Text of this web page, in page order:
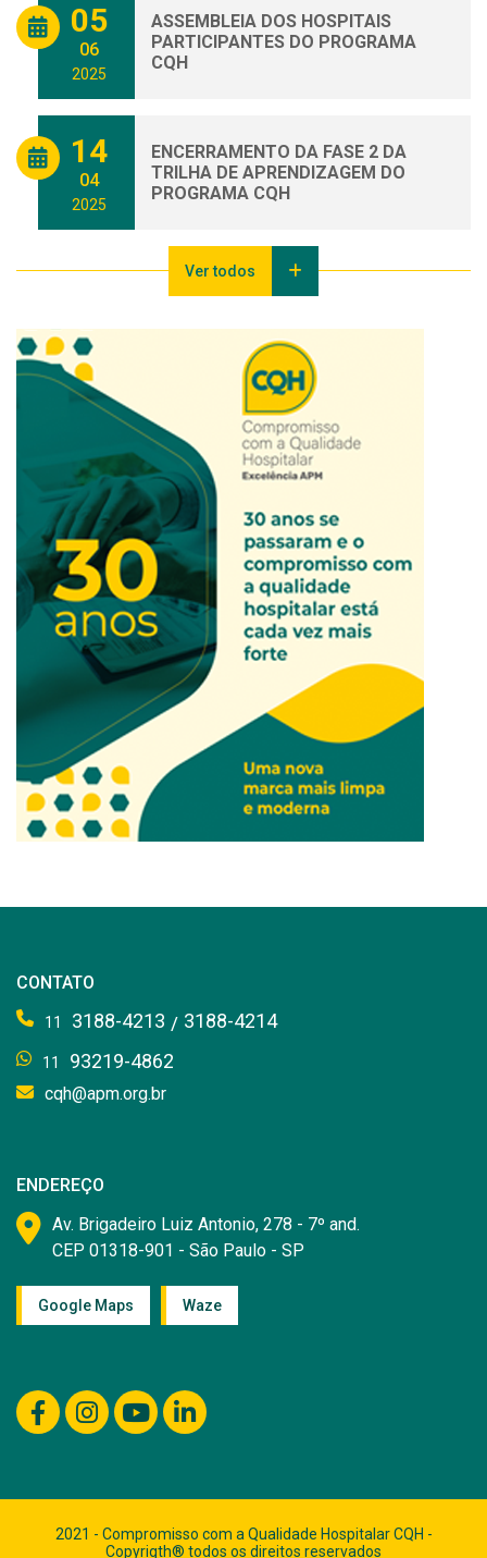
05
06
2025
ASSEMBLEIA DOS HOSPITAIS
PARTICIPANTES DO PROGRAMA
CQH
14
04
2025
ENCERRAMENTO DA FASE 2 DA
TRILHA DE APRENDIZAGEM DO
PROGRAMA CQH
Ver todos
CONTATO
11 3188-4213 / 3188-4214
11 93219-4862
cqh@apm.org.br
ENDEREÇO
Av. Brigadeiro Luiz Antonio, 278 - 7º and.
CEP 01318-901 - São Paulo - SP
Google Maps Waze
2021 - Compromisso com a Qualidade Hospitalar CQH -
Copyrigth® todos os direitos reservados